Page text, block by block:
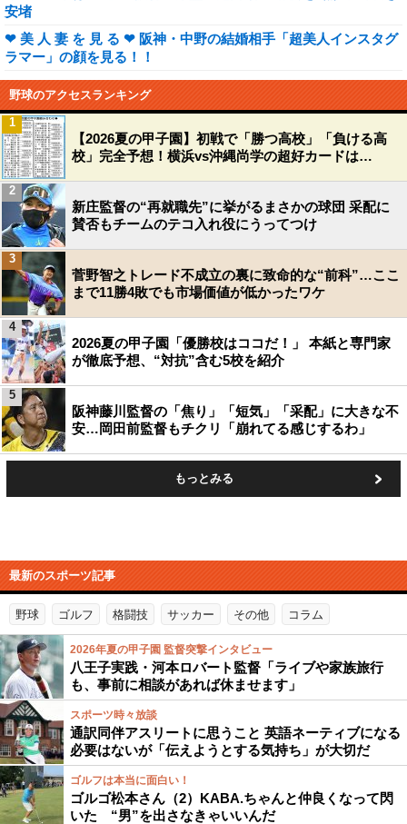
安堵
❤ 美 人 妻 を 見 る ❤ 阪神・中野の結婚相手「超美人インスタグ
ラマー」の顔を見る！！
野球のアクセスランキング
【2026夏の甲子園】初戦で「勝つ高校」「負ける高
校」完全予想！横浜vs沖縄尚学の超好カードは…
1
新庄監督の“再就職先”に挙がるまさかの球団 采配に
賛否もチームのテコ入れ役にうってつけ
2
菅野智之トレード不成立の裏に致命的な“前科”…ここ
まで11勝4敗でも市場価値が低かったワケ
3
2026夏の甲子園「優勝校はココだ！」 本紙と専門家
が徹底予想、“対抗”含む5校を紹介
4
阪神藤川監督の「焦り」「短気」「采配」に大きな不
安…岡田前監督もチクリ「崩れてる感じするわ」
5
もっとみる
最新のスポーツ記事
野球 ゴルフ 格闘技 サッカー その他 コラム
2026年夏の甲子園 監督突撃インタビュー
八王子実践・河本ロバート監督「ライブや家族旅行
も、事前に相談があれば休ませます」
スポーツ時々放談
通訳同伴アスリートに思うこと 英語ネーティブになる
必要はないが「伝えようとする気持ち」が大切だ
ゴルフは本当に面白い！
ゴルゴ松本さん（2）KABA.ちゃんと仲良くなって閃
いた “男”を出さなきゃいいんだ